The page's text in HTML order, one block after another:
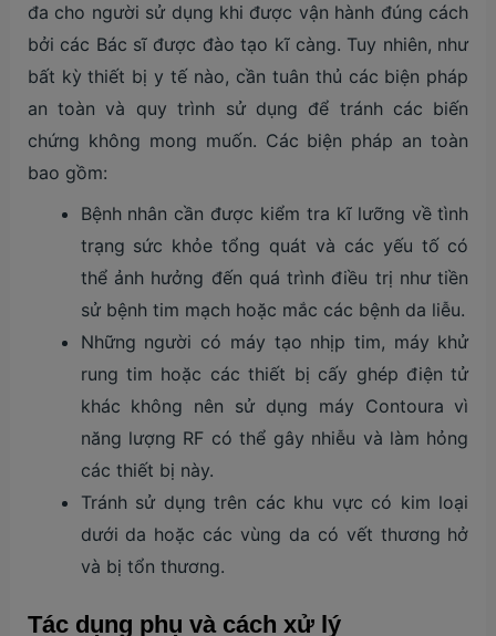
đa cho người sử dụng khi được vận hành đúng cách
bởi các Bác sĩ được đào tạo kĩ càng. Tuy nhiên, như
bất kỳ thiết bị y tế nào, cần tuân thủ các biện pháp
an toàn và quy trình sử dụng để tránh các biến
chứng không mong muốn. Các biện pháp an toàn
bao gồm:
Bệnh nhân cần được kiểm tra kĩ lưỡng về tình
trạng sức khỏe tổng quát và các yếu tố có
thể ảnh hưởng đến quá trình điều trị như tiền
sử bệnh tim mạch hoặc mắc các bệnh da liễu.
Những người có máy tạo nhịp tim, máy khử
rung tim hoặc các thiết bị cấy ghép điện tử
khác không nên sử dụng máy Contoura vì
năng lượng RF có thể gây nhiễu và làm hỏng
các thiết bị này​​.
Tránh sử dụng trên các khu vực có kim loại
dưới da hoặc các vùng da có vết thương hở
và bị tổn thương.
Tác dụng phụ và cách xử lý